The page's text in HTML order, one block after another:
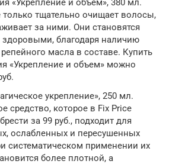
«Укрепление и объем», 380 мл.
только тщательно очищает волосы,
за ними. Они становятся
благодаря наличию
масла в составе. Купить
«Укрепление и объем» можно
укрепление», 250 мл.
средство, которое в Fix Price
за 99 руб., подходит для
ослабленных и пересушенных
систематическом применении их
более плотной, а